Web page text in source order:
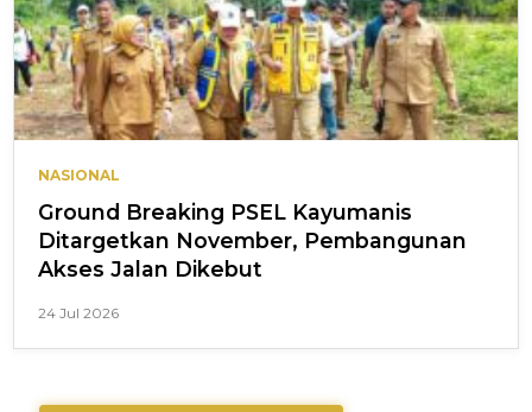
NASIONAL
Ground Breaking PSEL Kayumanis
Ditargetkan November, Pembangunan
Akses Jalan Dikebut
24 Jul 2026